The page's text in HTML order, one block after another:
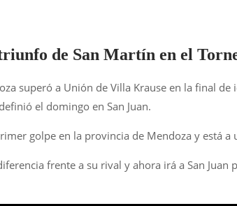
de San Martín en el
superó a Unión de Villa Krause en la final de
el domingo en San Juan.
golpe en la provincia de Mendoza y está a
frente a su rival y ahora irá a San